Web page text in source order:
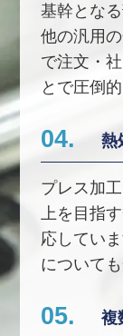
基幹とな
他の汎用
で注文・
とで圧倒
04. 熱
プレス加
上を目指
応してい
について
05. 複